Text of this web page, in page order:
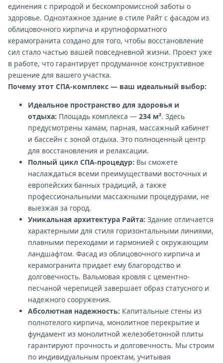
единения с природой и бескомпромиссной заботы о
здоровье. Одноэтажное здание в стиле Райт с фасадом из
облицовочного кирпича и крупноформатного
керамогранита создано для того, чтобы восстановление
сил стало частью вашей повседневной жизни. Проект уже
в работе, что гарантирует продуманное конструктивное
решение для вашего участка.
Почему этот СПА-комплекс — ваш идеальный выбор:
Идеальное пространство для здоровья и
отдыха: Площадь комплекса — 234 м². Здесь
предусмотрены хамам, парная, массажный кабинет
и бассейн с зоной отдыха. Это полноценный центр
для восстановления и релаксации.
Полный цикл СПА-процедур: Вы сможете
наслаждаться всеми преимуществами восточных и
европейских банных традиций, а также
профессиональными массажными процедурами, не
выезжая за город.
Уникальная архитектура Райта: Здание отличается
характерными для стиля горизонтальными линиями,
плавными переходами и гармонией с окружающим
ландшафтом. Фасад из облицовочного кирпича и
керамогранита придает ему благородство и
долговечность. Вальмовая кровля с цементно-
песчаной черепицей завершает образ статусного и
надежного сооружения.
Абсолютная надежность: Капитальные стены из
полнотелого кирпича, монолитное перекрытие и
фундамент из монолитной железобетонной плиты
гарантируют прочность и долговечность. Мы строим
по индивидуальным проектам, учитывая